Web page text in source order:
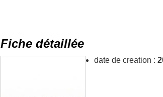
Fiche détaillée
date de creation :